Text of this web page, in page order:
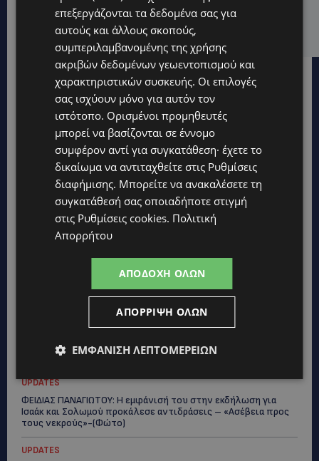
ΕΛΕΝΑ ΠΑΠΑΔΟΠΟΥΛΟΥ: Από τη σκηνή στην
Αντιπροεδρία του ΘΟΚ – «Μεγάλη τιμή και μεγάλη
ευθύνη»
ΚΙΤΡΙΝΗ ΠΡΟΕΙΔΟΠΟΙΗΣΗ: Έτοιμοι για παραλία – Στους 40°C
και σήμερα η Κύπρος-Πότε θα τεθεί σε ισχύ
UPDATES
ΦΕΙΔΙΑΣ ΠΑΝΑΓΙΩΤΟΥ: Η εμφάνισή του στην εκδήλωση για
Ισαάκ και Σολωμού προκάλεσε αντιδράσεις – «Ασέβεια προς
τους νεκρούς»-(Φώτο)
UPDATES
επεξεργάζονται τα δεδομένα σας για
αυτούς και άλλους σκοπούς,
συμπεριλαμβανομένης της χρήσης
ακριβών δεδομένων γεωεντοπισμού και
χαρακτηριστικών συσκευής. Οι επιλογές
σας ισχύουν μόνο για αυτόν τον
ιστότοπο. Ορισμένοι προμηθευτές
μπορεί να βασίζονται σε έννομο
συμφέρον αντί για συγκατάθεση· έχετε το
δικαίωμα να αντιταχθείτε στις Ρυθμίσεις
διαφήμισης. Μπορείτε να ανακαλέσετε τη
συγκατάθεσή σας οποιαδήποτε στιγμή
στις Ρυθμίσεις cookies. Πολιτική
Απορρήτου
ΑΠΟΔΟΧΉ ΌΛΩΝ
ΑΠΌΡΡΙΨΗ ΌΛΩΝ
ΕΜΦΆΝΙΣΗ ΛΕΠΤΟΜΕΡΕΙΏΝ